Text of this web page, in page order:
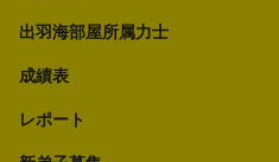
出羽海部屋所属力士
成績表
レポート